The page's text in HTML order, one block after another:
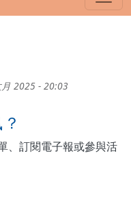
2025 - 20:03
、訂閱電子報或參與活